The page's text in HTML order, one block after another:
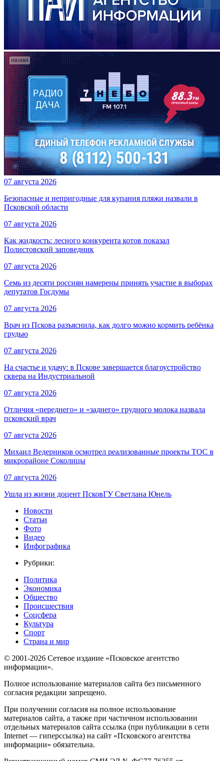
07 августа 2026
Безопасные и непригодные для купания пляжи назвали в
Псковской области
07 августа 2026
Как жидкость: лесного конкурента котов показал
Полистовский заповедник
07 августа 2026
Семь из десяти россиян намерены принять участие в выборах
депутатов Госдумы
07 августа 2026
Врач из Пскова разъяснила, как долго можно кормить ребёнка
грудью
07 августа 2026
На счастье и удачу: в Пскове завершается благоустройство
сквера на Индустриальной
07 августа 2026
Отличия «переднего» и «заднего» грудного молока назвала
псковский врач
07 августа 2026
Михаил Ведерников осмотрел реализованные проекты ТОС в
микрорайоне Соколицы
07 августа 2026
Ушла из жизни доцент ПсковГУ Светлана Юнель
Новости
Статьи
Фото
Видео
Инфографика
Рубрики:
Политика
Экономика
Общество
Происшествия
Соцсфера
Культура
Спорт
Страна и мир
© 2001-2026 Сетевое издание «Псковское агентство
информации».
Полное использование материалов сайта без письменного
согласия редакции запрещено.
При получении согласия на полное использование
материалов сайта, а также при частичном использовании
отдельных материалов сайта ссылка (при публикации в сети
Internet — гиперссылка) на сайт «Псковского агентства
информации» обязательна.